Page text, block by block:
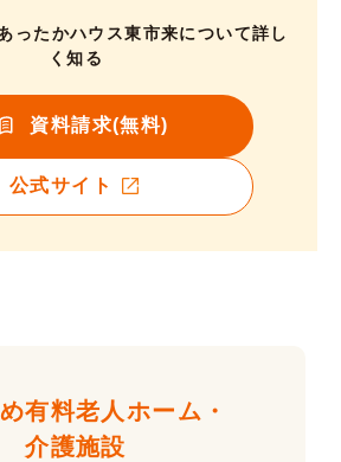
ったかハウス東市来について詳し
く知る
資料請求(無料)
公式サイト
有料老人ホーム・
介護施設